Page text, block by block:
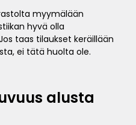
myymälään
hyvä olla
taas tilaukset keräillään
ei tätä huolta ole.
alusta